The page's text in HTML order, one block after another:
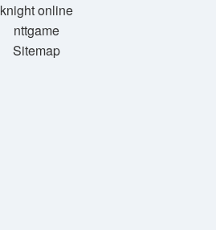
knight online
nttgame
Sitemap